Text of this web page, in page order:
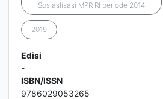
Sosiaslisasi MPR RI periode 2014
2019
Edisi
-
ISBN/ISSN
9786029053265